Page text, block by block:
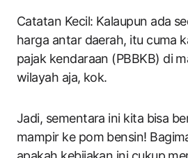
Catatan Kecil: Kalaupun ada
harga antar daerah, itu cuma
pajak kendaraan (PBBKB) di
wilayah aja, kok.
Jadi, sementara ini kita bisa
mampir ke pom bensin!